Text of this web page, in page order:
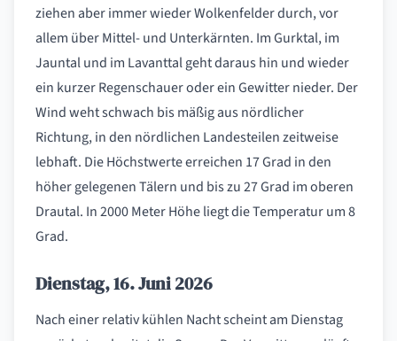
ziehen aber immer wieder Wolkenfelder durch, vor
allem über Mittel- und Unterkärnten. Im Gurktal, im
Jauntal und im Lavanttal geht daraus hin und wieder
ein kurzer Regenschauer oder ein Gewitter nieder. Der
Wind weht schwach bis mäßig aus nördlicher
Richtung, in den nördlichen Landesteilen zeitweise
lebhaft. Die Höchstwerte erreichen 17 Grad in den
höher gelegenen Tälern und bis zu 27 Grad im oberen
Drautal. In 2000 Meter Höhe liegt die Temperatur um 8
Grad.
Dienstag, 16. Juni 2026
Nach einer relativ kühlen Nacht scheint am Dienstag